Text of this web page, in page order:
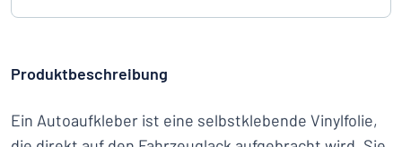
Produktbeschreibung
Ein Autoaufkleber ist eine selbstklebende Vinylfolie,